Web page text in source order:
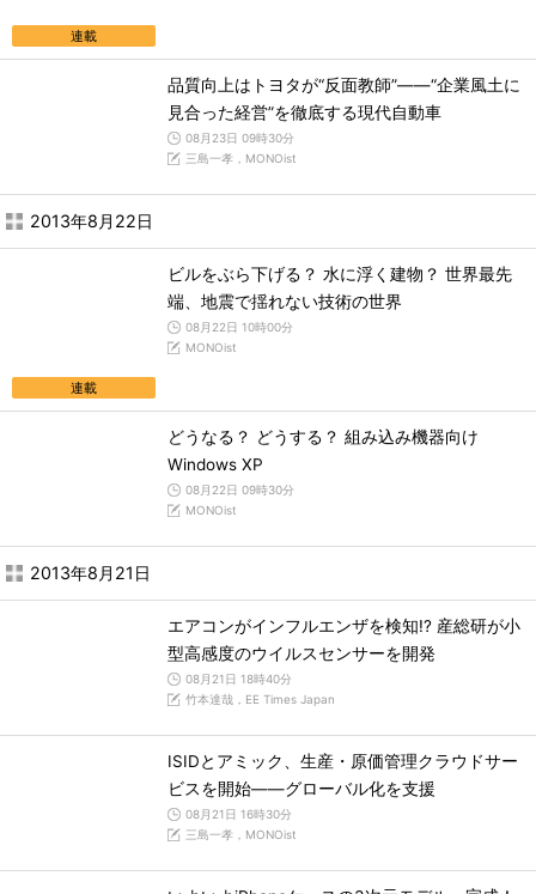
連載
品質向上はトヨタが“反面教師”――“企業風土に
見合った経営”を徹底する現代自動車
08月23日 09時30分
三島一孝，MONOist
2013年8月22日
連載
ビルをぶら下げる？ 水に浮く建物？ 世界最先
端、地震で揺れない技術の世界
08月22日 10時00分
MONOist
どうなる？ どうする？ 組み込み機器向け
Windows XP
08月22日 09時30分
MONOist
2013年8月21日
エアコンがインフルエンザを検知!? 産総研が小
型高感度のウイルスセンサーを開発
08月21日 18時40分
竹本達哉，EE Times Japan
ISIDとアミック、生産・原価管理クラウドサー
ビスを開始――グローバル化を支援
08月21日 16時30分
三島一孝，MONOist